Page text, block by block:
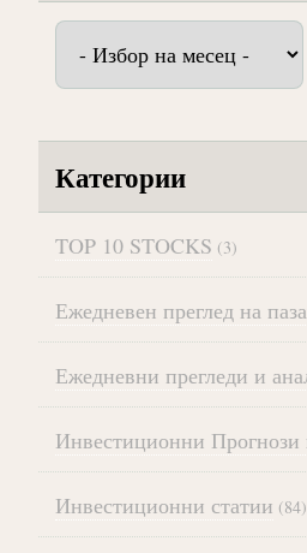
Архив
Категории
TOP 10 STOCKS (3)
Ежедневен преглед на
Ежедневни прегледи и
Инвестиционни
Инвестиционни статии (84)